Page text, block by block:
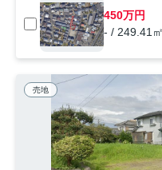
450万円
- / 249.41
売地